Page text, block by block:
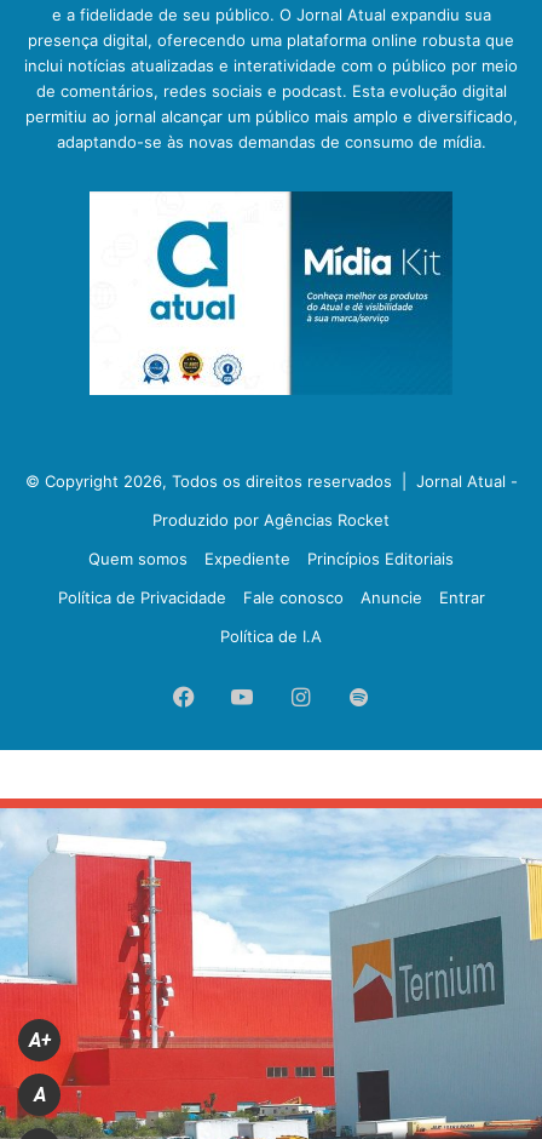
e a fidelidade de seu público. O Jornal Atual expandiu sua
presença digital, oferecendo uma plataforma online robusta que
inclui notícias atualizadas e interatividade com o público por meio
de comentários, redes sociais e podcast. Esta evolução digital
permitiu ao jornal alcançar um público mais amplo e diversificado,
adaptando-se às novas demandas de consumo de mídia.
© Copyright 2026, Todos os direitos reservados | Jornal Atual -
Produzido por Agências Rocket
Quem somos
Expediente
Princípios Editoriais
Política de Privacidade
Fale conosco Anuncie
Entrar
Política de I.A
FacebookYouTubeInstagram
Spotify
A+
A